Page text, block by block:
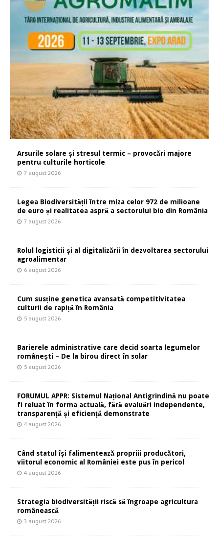
Arsurile solare și stresul termic – provocări majore
pentru culturile horticole
7 august 2026
Legea Biodiversității între miza celor 972 de milioane
de euro și realitatea aspră a sectorului bio din România
7 august 2026
Rolul logisticii și al digitalizării în dezvoltarea sectorului
agroalimentar
6 august 2026
Cum susține genetica avansată competitivitatea
culturii de rapiță în România
5 august 2026
Barierele administrative care decid soarta legumelor
românești – De la birou direct în solar
5 august 2026
FORUMUL APPR: Sistemul Național Antigrindină nu poate
fi reluat în forma actuală, fără evaluări independente,
transparență și eficiență demonstrate
4 august 2026
Când statul își falimentează propriii producători,
viitorul economic al României este pus în pericol
4 august 2026
Strategia biodiversității riscă să îngroape agricultura
românească
3 august 2026